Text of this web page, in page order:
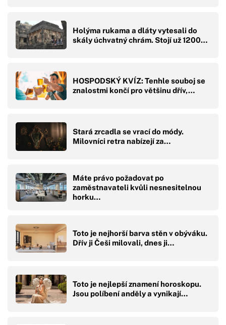
Holýma rukama a dláty vytesali do
skály úchvatný chrám. Stojí už 1200…
HOSPODSKÝ KVÍZ: Tenhle souboj se
znalostmi končí pro většinu dřív,…
Stará zrcadla se vrací do módy.
Milovníci retra nabízejí za…
Máte právo požadovat po
zaměstnavateli kvůli nesnesitelnou
horku…
Toto je nejhorší barva stěn v obýváku.
Dřív ji Češi milovali, dnes ji…
Toto je nejlepší znamení horoskopu.
Jsou políbení anděly a vynikají…